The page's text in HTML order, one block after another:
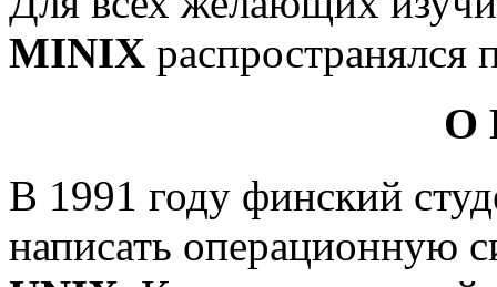
MINIX распространялся
О
В 1991 году финский
написать операционную